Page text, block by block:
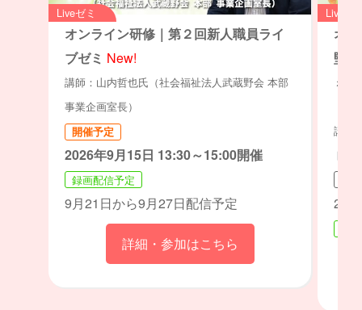
Liveゼミ
オンライン研修｜第２回新人職員ライ
ブゼミ New!
講師：山内哲也氏（社会福祉法人武蔵野会 本部
事業企画室長）
開催予定
2026年9月15日 13:30～15:00開催
録画配信予定
9月21日から9月27日配信予定
詳細・参加はこちら
Liveゼ
オ
堅
ミ
講師
ト・